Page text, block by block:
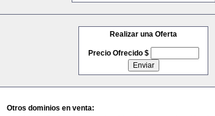
Realizar una Oferta
Precio Ofrecido $
Otros dominios en venta: